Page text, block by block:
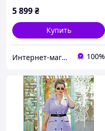
5 899₴
Купить
Интернет-магазин "OnLady" 100%